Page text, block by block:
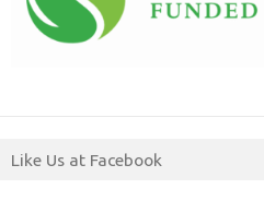
Like Us at Facebook